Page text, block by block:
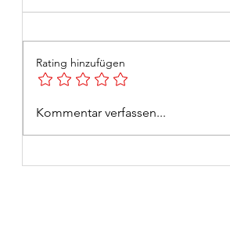
Feuerlöscherüberprüfung
2026
Rating hinzufügen
Kommentar verfassen...